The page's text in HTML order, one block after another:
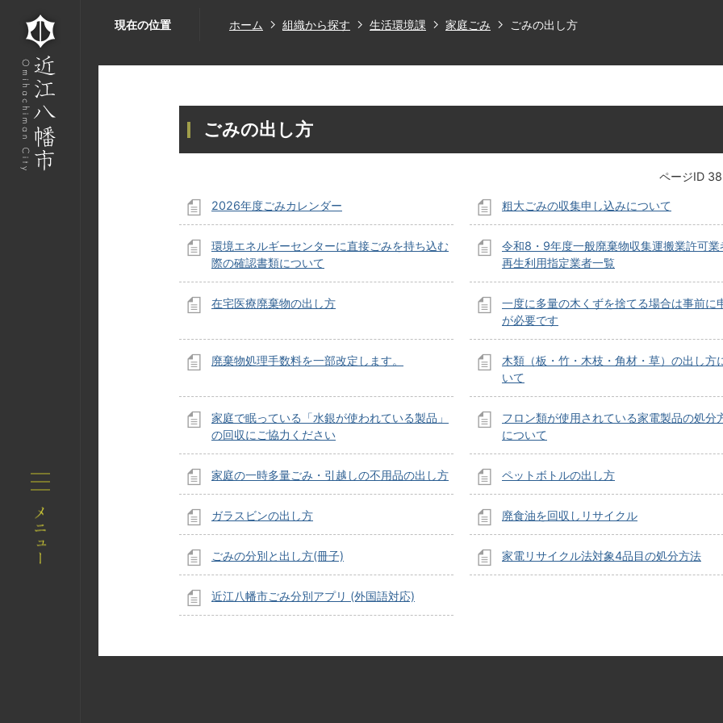
現在の位置 ホーム 組織から探す 生活環境課 家庭ごみ ごみの出し方
ごみの出し方
ページID
2026年度ごみカレンダー 粗大ごみの収集申し込みについて
環境エネルギーセンターに直接ごみを持ち込む
際の確認書類について
令和8・9年度一般廃棄物収集運搬業許可業
再生利用指定業者一覧
在宅医療廃棄物の出し方
一度に多量の木くずを捨てる場合は事前に
が必要です
廃棄物処理手数料を一部改定します。
木類（板・竹・木枝・角材・草）の出し方
いて
家庭で眠っている「水銀が使われている製品」
の回収にご協力ください
フロン類が使用されている家電製品の処分
について
家庭の一時多量ごみ・引越しの不用品の出し方 ペットボトルの出し方
ガラスビンの出し方 廃食油を回収しリサイクル
ごみの分別と出し方(冊子) 家電リサイクル法対象4品目の処分方法
近江八幡市ごみ分別アプリ (外国語対応)